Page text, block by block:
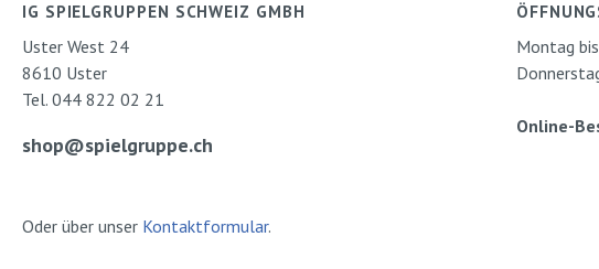
IG SPIELGRUPPEN SCHWEIZ GMBH
Uster West 24
8610 Uster
Tel. 044 822 02 21
shop@spielgruppe.ch
Oder über unser Kontaktformular.
Montag
Online-